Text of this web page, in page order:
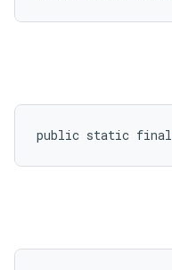
public static final